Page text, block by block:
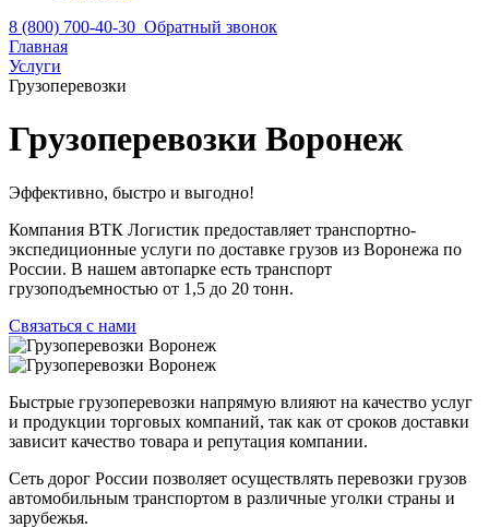
8 (800) 700-40-30 Обратный звонок
Главная
Услуги
Грузоперевозки
Грузоперевозки Воронеж
Эффективно, быстро и выгодно!
Компания ВТК Логистик предоставляет транспортно-
экспедиционные услуги по доставке грузов из Воронежа по
России. В нашем автопарке есть транспорт
грузоподъемностью от 1,5 до 20 тонн.
Связаться с нами
Быстрые грузоперевозки напрямую влияют на качество услуг
и продукции торговых компаний, так как от сроков доставки
зависит качество товара и репутация компании.
Сеть дорог России позволяет осуществлять перевозки грузов
автомобильным транспортом в различные уголки страны и
зарубежья.